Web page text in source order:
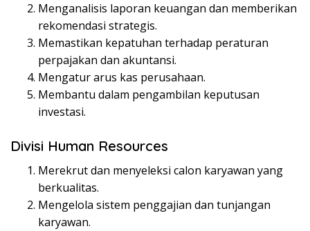
Menganalisis laporan keuangan dan memberikan
rekomendasi strategis.
Memastikan kepatuhan terhadap peraturan
perpajakan dan akuntansi.
Mengatur arus kas perusahaan.
Membantu dalam pengambilan keputusan
investasi.
Divisi Human Resources
Merekrut dan menyeleksi calon karyawan yang
berkualitas.
Mengelola sistem penggajian dan tunjangan
karyawan.